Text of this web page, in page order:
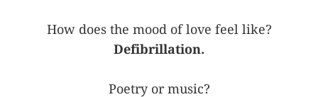
How does the mood of love feel like?
Defibrillation.
Poetry or music?